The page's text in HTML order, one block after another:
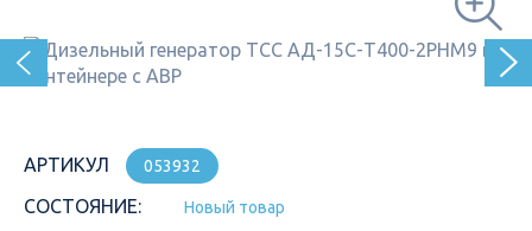
АРТИКУЛ 053932
СОСТОЯНИЕ: Новый товар